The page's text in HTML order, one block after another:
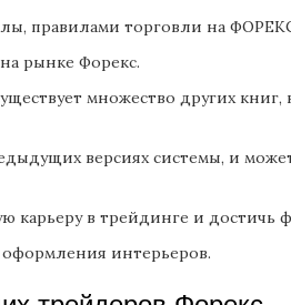
правилами торговли на
рынке Форекс.
множество других
версиях системы, и
карьеру в трейдинге и достичь
оформления интерьеров.